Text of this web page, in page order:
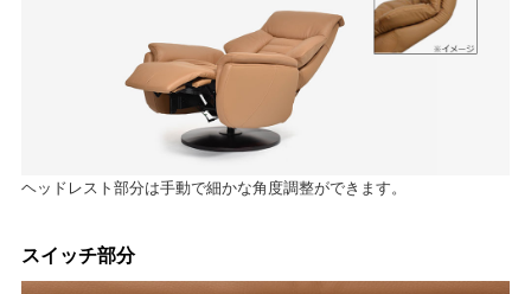
ヘッドレスト部分は手動で細かな角度調整ができます。
スイッチ部分